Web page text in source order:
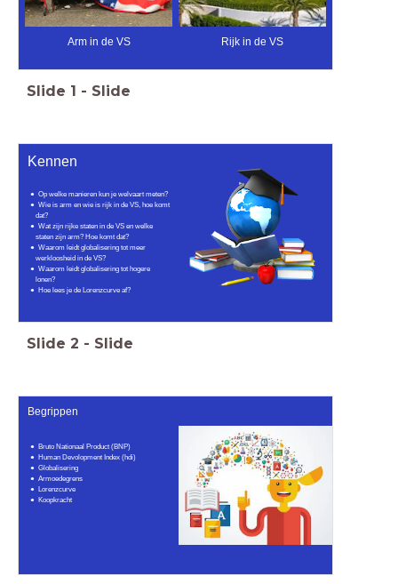
Arm in de VS Rijk in de VS
Slide 1 - Slide
Kennen
Op welke manieren kun je welvaart meten?
Wie is arm en wie is rijk in de VS, hoe komt
dat?
Wat zijn rijke staten in de VS en welke
staten zijn arm? Hoe komt dat?
Waarom leidt globalisering tot meer
werkloosheid in de VS?
Waarom leidt globalisering tot hogere
lonen?
Hoe lees je de Lorenzcurve af?
Slide 2 - Slide
Begrippen
Bruto Nationaal Product (BNP)
Human Devolopment Index (hdi)
Globalisering
Armoedegrens
Lorenzcurve
Koopkracht